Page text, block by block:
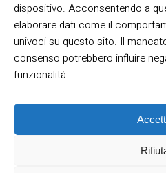
dispositivo. Acconsentendo a
elaborare dati come il
univoci su questo sito. Il
consenso potrebbero influire
funzionalità.